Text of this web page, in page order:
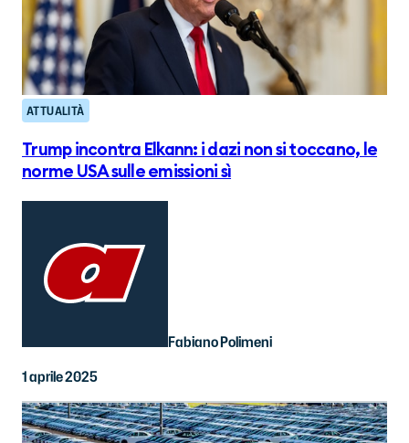
ATTUALITÀ
Trump incontra Elkann: i dazi non si toccano, le
norme USA sulle emissioni sì
Fabiano Polimeni
1 aprile 2025